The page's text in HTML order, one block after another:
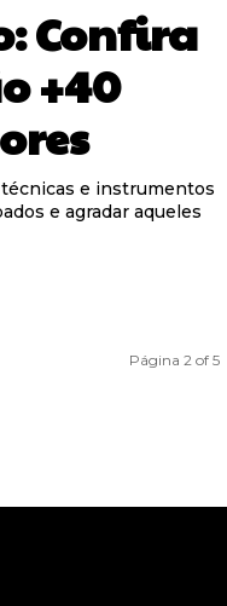
Confira
+40
e instrumentos
e agradar aqueles
Página 2 of 5